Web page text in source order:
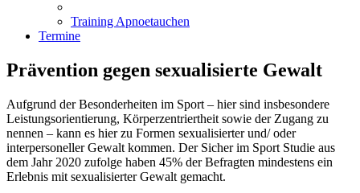
Training Apnoetauchen
Termine
Prävention gegen sexualisierte Gewalt
Aufgrund der Besonderheiten im Sport – hier sind insbesondere
Leistungsorientierung, Körperzentriertheit sowie der Zugang zu
nennen – kann es hier zu Formen sexualisierter und/ oder
interpersoneller Gewalt kommen. Der Sicher im Sport Studie aus
dem Jahr 2020 zufolge haben 45% der Befragten mindestens ein
Erlebnis mit sexualisierter Gewalt gemacht.